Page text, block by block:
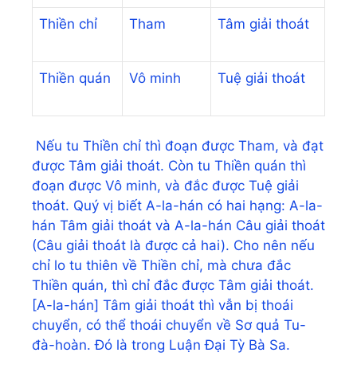
Thiền chỉ Tham Tâm giải thoát
Thiền quán Vô minh Tuệ giải thoát
Nếu tu Thiền chỉ thì đoạn được Tham, và đạt
được Tâm giải thoát. Còn tu Thiền quán thì
đoạn được Vô minh, và đắc được Tuệ giải
thoát. Quý vị biết A-la-hán có hai hạng: A-la-
hán Tâm giải thoát và A-la-hán Câu giải thoát
(Câu giải thoát là được cả hai). Cho nên nếu
chỉ lo tu thiên về Thiền chỉ, mà chưa đắc
Thiền quán, thì chỉ đắc được Tâm giải thoát.
[A-la-hán] Tâm giải thoát thì vẫn bị thoái
chuyển, có thể thoái chuyển về Sơ quả Tu-
đà-hoàn. Đó là trong Luận Đại Tỳ Bà Sa.